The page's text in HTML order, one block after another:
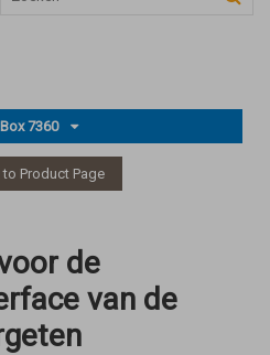
7360
to Product Page
de
van de